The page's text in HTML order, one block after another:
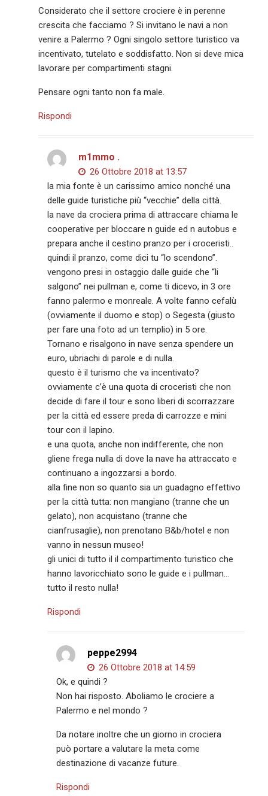
Considerato che il settore crociere è in perenne
crescita che facciamo ? Si invitano le navi a non
venire a Palermo ? Ogni singolo settore turistico va
incentivato, tutelato e soddisfatto. Non si deve mica
lavorare per compartimenti stagni.
Pensare ogni tanto non fa male.
Rispondi
m1mmo .
26 Ottobre 2018 at 13:57
la mia fonte è un carissimo amico nonché una
delle guide turistiche più “vecchie” della città.
la nave da crociera prima di attraccare chiama le
cooperative per bloccare n guide ed n autobus e
prepara anche il cestino pranzo per i croceristi..
quindi il pranzo, come dici tu “lo scendono”.
vengono presi in ostaggio dalle guide che “li
salgono” nei pullman e, come ti dicevo, in 3 ore
fanno palermo e monreale. A volte fanno cefalù
(ovviamente il duomo e stop) o Segesta (giusto
per fare una foto ad un templio) in 5 ore.
Tornano e risalgono in nave senza spendere un
euro, ubriachi di parole e di nulla.
questo è il turismo che va incentivato?
ovviamente c’è una quota di croceristi che non
decide di fare il tour e sono liberi di scorrazzare
per la città ed essere preda di carrozze e mini
tour con il lapino.
e una quota, anche non indifferente, che non
gliene frega nulla di dove la nave ha attraccato e
continuano a ingozzarsi a bordo.
alla fine non so quanto sia un guadagno effettivo
per la città tutta: non mangiano (tranne che un
gelato), non acquistano (tranne che
cianfrusaglie), non prenotano B&b/hotel e non
vanno in nessun museo!
gli unici di tutto il il compartimento turistico che
hanno lavoricchiato sono le guide e i pullman…
tutto il resto nulla!
Rispondi
peppe2994
26 Ottobre 2018 at 14:59
Ok, e quindi ?
Non hai risposto. Aboliamo le crociere a
Palermo e nel mondo ?
Da notare inoltre che un giorno in crociera
può portare a valutare la meta come
destinazione di vacanze future.
Rispondi